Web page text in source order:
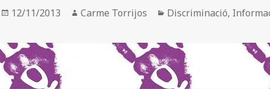
Posted
12/11/2013 Author
Carme Torrijos Categories
Discriminació,